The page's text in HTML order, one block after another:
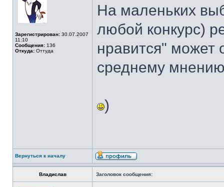
Зарегистрирован: 30.07.2007
11:10
Сообщения: 136
Откуда: Оттуда
На маленьких
любой конкурс)
нравится" может
среднему
)
Вернуться к началу
Владислав Заголовок сообщения: